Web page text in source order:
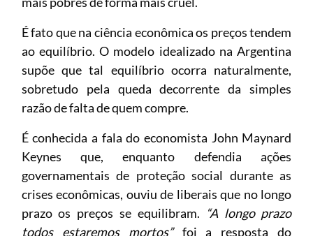
É fato que na ciência econômica os preços tendem
ao equilíbrio. O modelo idealizado na Argentina
supõe que tal equilíbrio ocorra naturalmente,
sobretudo pela queda decorrente da simples
razão de falta de quem compre.
É conhecida a fala do economista John Maynard
Keynes que, enquanto defendia ações
governamentais de proteção social durante as
crises econômicas, ouviu de liberais que no longo
prazo os preços se equilibram. “A longo prazo
todos estaremos mortos” foi a resposta do